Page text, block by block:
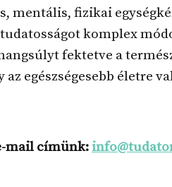
mentális, fizikai
komplex
fektetve a
egészségesebb életre
mail címünk: